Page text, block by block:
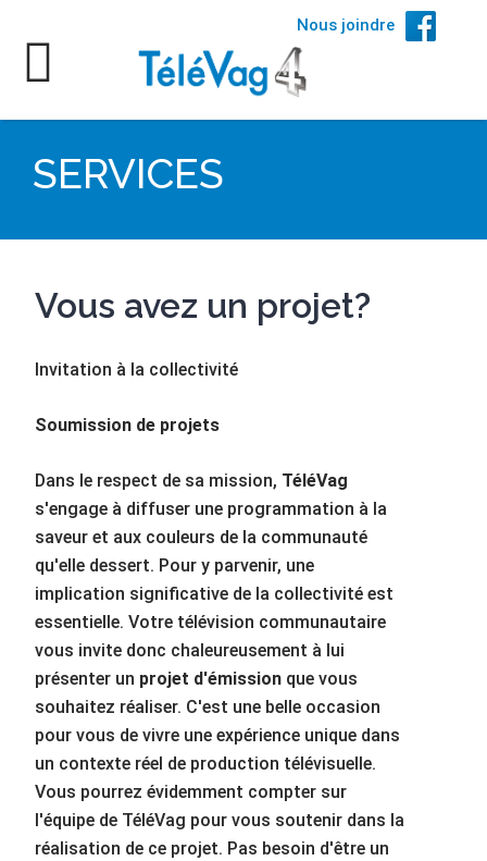
Nous joindre
SERVICES
Vous avez un projet?
Invitation à la collectivité
Soumission de projets
Dans le respect de sa mission, TéléVag
s'engage à diffuser une programmation à la
saveur et aux couleurs de la communauté
qu'elle dessert. Pour y parvenir, une
implication significative de la collectivité est
essentielle. Votre télévision communautaire
vous invite donc chaleureusement à lui
présenter un projet d'émission que vous
souhaitez réaliser. C'est une belle occasion
pour vous de vivre une expérience unique dans
un contexte réel de production télévisuelle.
Vous pourrez évidemment compter sur
l'équipe de TéléVag pour vous soutenir dans la
réalisation de ce projet. Pas besoin d'être un